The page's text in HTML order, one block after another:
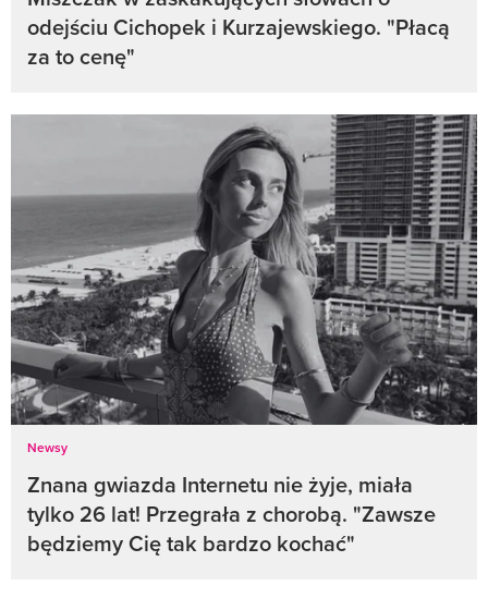
odejściu Cichopek i Kurzajewskiego. "Płacą
za to cenę"
Newsy
Znana gwiazda Internetu nie żyje, miała
tylko 26 lat! Przegrała z chorobą. "Zawsze
będziemy Cię tak bardzo kochać"